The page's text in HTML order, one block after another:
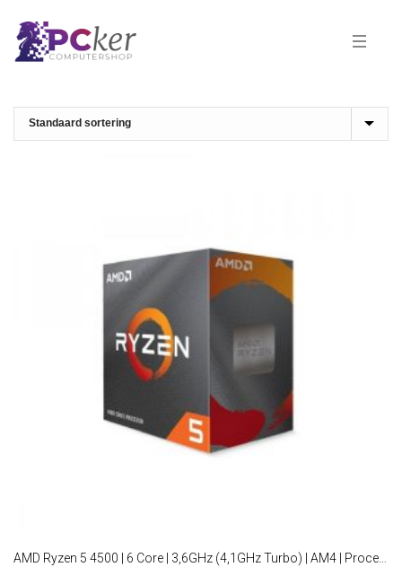
AMD Ryzen 5 4500 | 6 Core | 3,6GHz (4,1GHz Turbo) | AM4 | Processor | CPU